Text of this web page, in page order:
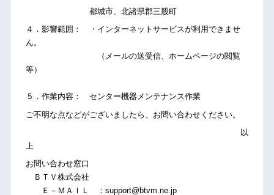
都城市、北諸県郡三股町
４．影響範囲： ・インターネットサービスが利用できませ
ん。
（メールの送受信、ホームページの閲覧
等）
５．作業内容： センター機器メンテナンス作業
ご不明な点などがございましたら、お問い合わせください。
以
上
お問い合わせ窓口
ＢＴＶ株式会社
Ｅ－ＭＡＩＬ ：support@btvm.ne.jp